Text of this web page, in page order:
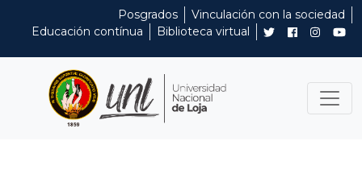
Posgrados
Vinculación con la sociedad
Educación contínua
Biblioteca virtual